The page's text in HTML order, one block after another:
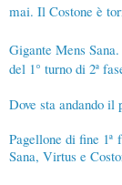
mai. Il Costone è
Gigante Mens
del 1° turno di 2ª
Dove sta andando
Pagellone di fine 1ª
Sana, Virtus e